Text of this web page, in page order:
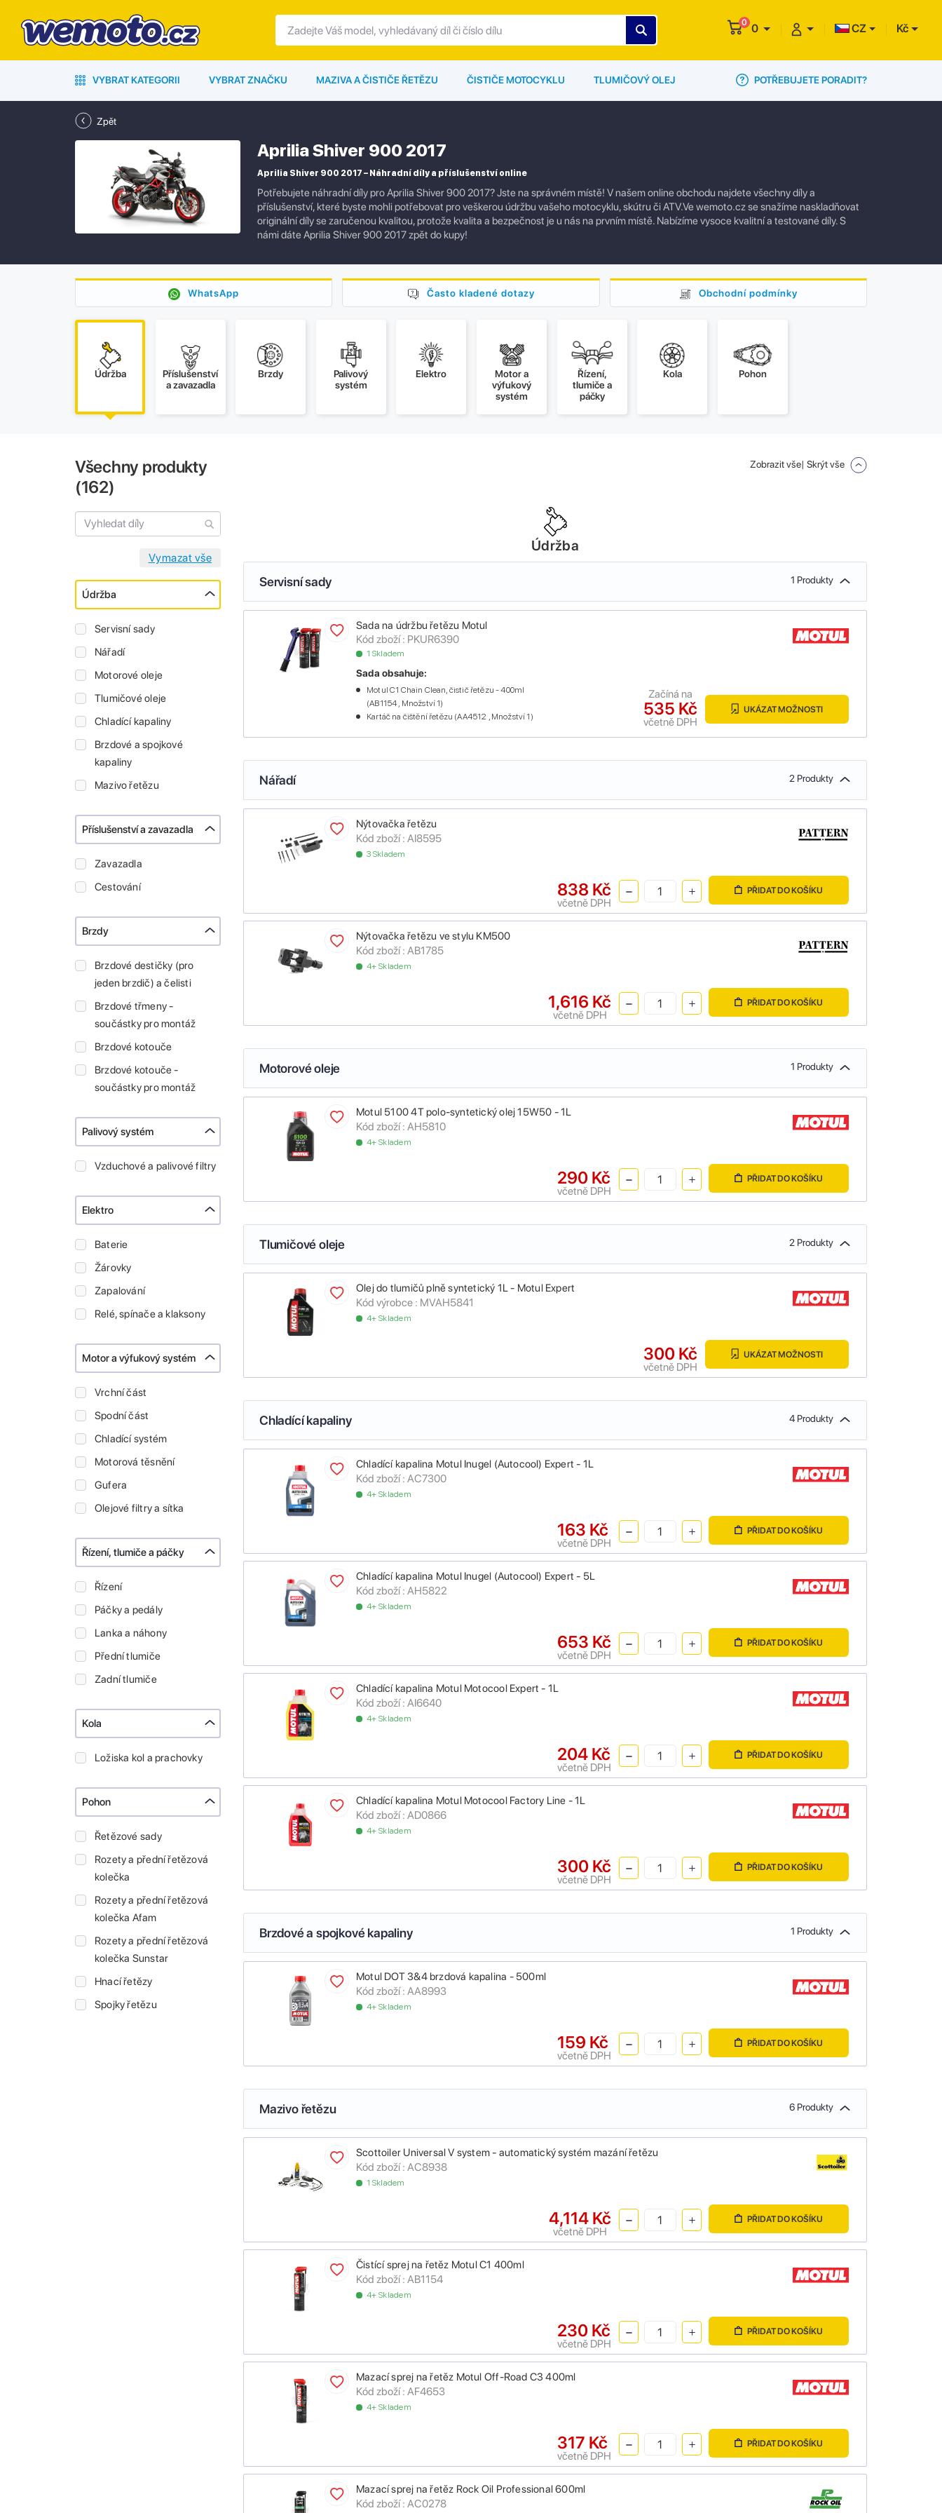
0 0 CZ Kč
VYBRAT KATEGORII VYBRAT ZNAČKU MAZIVA A ČISTIČE ŘETĚZU ČISTIČE MOTOCYKLU TLUMIČOVÝ OLEJ POTŘEBUJETE PORADIT?
Zpět
Aprilia Shiver 900 2017
Aprilia Shiver 900 2017 – Náhradní díly a příslušenství online
Potřebujete náhradní díly pro Aprilia Shiver 900 2017? Jste na správném místě! V našem online obchodu najdete všechny díly a
příslušenství, které byste mohli potřebovat pro veškerou údržbu vašeho motocyklu, skútru či ATV.Ve wemoto.cz se snažíme naskladňovat
originální díly se zaručenou kvalitou, protože kvalita a bezpečnost je u nás na prvním místě. Nabízíme vysoce kvalitní a testované díly. S
námi dáte Aprilia Shiver 900 2017 zpět do kupy!
WhatsApp Často kladené dotazy Obchodní podmínky
Údržba
Příslušenství
a zavazadla
Brzdy
Palivový
systém
Elektro
Motor a
výfukový
systém
Řízení,
tlumiče a
páčky
Kola Pohon
Všechny produkty
(162)
Údržba
Servisní sady
Nářadí
Motorové oleje
Tlumičové oleje
Chladící kapaliny
Brzdové a spojkové
kapaliny
Mazivo řetězu
Příslušenství a zavazadla
Zavazadla
Cestování
Brzdy
Brzdové destičky (pro
jeden brzdič) a čelisti
Brzdové třmeny -
součástky pro montáž
Brzdové kotouče
Brzdové kotouče -
součástky pro montáž
Palivový systém
Vzduchové a palivové filtry
Elektro
Baterie
Žárovky
Zapalování
Relé, spínače a klaksony
Motor a výfukový systém
Vrchní část
Spodní část
Chladící systém
Motorová těsnění
Gufera
Olejové filtry a sítka
Řízení, tlumiče a páčky
Řízení
Páčky a pedály
Lanka a náhony
Přední tlumiče
Zadní tlumiče
Kola
Ložiska kol a prachovky
Pohon
Řetězové sady
Rozety a přední řetězová
kolečka
Rozety a přední řetězová
kolečka Afam
Rozety a přední řetězová
kolečka Sunstar
Hnací řetězy
Spojky řetězu
Zobrazit vše| Skrýt vše
Údržba
Servisní sady 1 Produkty
Sada na údržbu řetězu Motul
Kód zboží : PKUR6390
1 Skladem
Sada obsahuje:
Motul C1 Chain Clean, čistič řetězu - 400ml
(AB1154 , Množství 1)
Kartáč na čištění řetězu (AA4512 , Množství 1)
535 Kč
včetně DPH
Začíná na
UKÁZAT MOŽNOSTI
Nářadí 2 Produkty
Nýtovačka řetězu
Kód zboží : AI8595
3 Skladem
838 Kč
včetně DPH
PŘIDAT DO KOŠÍKU
Nýtovačka řetězu ve stylu KM500
Kód zboží : AB1785
4+ Skladem
1,616 Kč
včetně DPH
PŘIDAT DO KOŠÍKU
Motorové oleje 1 Produkty
Motul 5100 4T polo-syntetický olej 15W50 - 1L
Kód zboží : AH5810
4+ Skladem
290 Kč
včetně DPH
PŘIDAT DO KOŠÍKU
Tlumičové oleje 2 Produkty
Olej do tlumičů plně syntetický 1L - Motul Expert
Kód výrobce : MVAH5841
4+ Skladem
300 Kč
včetně DPH
UKÁZAT MOŽNOSTI
Chladící kapaliny 4 Produkty
Chladící kapalina Motul Inugel (Autocool) Expert - 1L
Kód zboží : AC7300
4+ Skladem
163 Kč
včetně DPH
PŘIDAT DO KOŠÍKU
Chladící kapalina Motul Inugel (Autocool) Expert - 5L
Kód zboží : AH5822
4+ Skladem
653 Kč
včetně DPH
PŘIDAT DO KOŠÍKU
Chladící kapalina Motul Motocool Expert - 1L
Kód zboží : AI6640
4+ Skladem
204 Kč
včetně DPH
PŘIDAT DO KOŠÍKU
Chladící kapalina Motul Motocool Factory Line - 1L
Kód zboží : AD0866
4+ Skladem
300 Kč
včetně DPH
PŘIDAT DO KOŠÍKU
Brzdové a spojkové kapaliny 1 Produkty
Motul DOT 3&4 brzdová kapalina - 500ml
Kód zboží : AA8993
4+ Skladem
159 Kč
včetně DPH
PŘIDAT DO KOŠÍKU
Mazivo řetězu 6 Produkty
Scottoiler Universal V system - automatický systém mazání řetězu
Kód zboží : AC8938
1 Skladem
4,114 Kč
včetně DPH
PŘIDAT DO KOŠÍKU
Čistící sprej na řetěz Motul C1 400ml
Kód zboží : AB1154
4+ Skladem
230 Kč
včetně DPH
PŘIDAT DO KOŠÍKU
Mazací sprej na řetěz Motul Off-Road C3 400ml
Kód zboží : AF4653
4+ Skladem
317 Kč
včetně DPH
PŘIDAT DO KOŠÍKU
Mazací sprej na řetěz Rock Oil Professional 600ml
Kód zboží : AC0278